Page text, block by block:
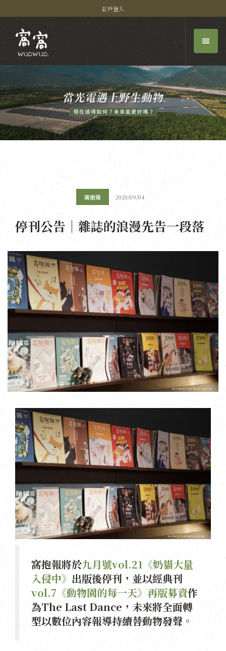
訂戶登入
窩抱報 2020/09/04
停刊公告｜雜誌的浪漫先告一段落
窩抱報將於九月號vol.21《奶貓大量
入侵中》 出版後停刊，並以經典刊
vol.7《動物園的每一天》再版募資作
為The Last Dance，未來將全面轉
型以數位內容報導持續替動物發聲。